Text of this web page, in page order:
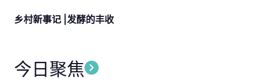
乡村新事记 |发酵的丰收
今日聚焦